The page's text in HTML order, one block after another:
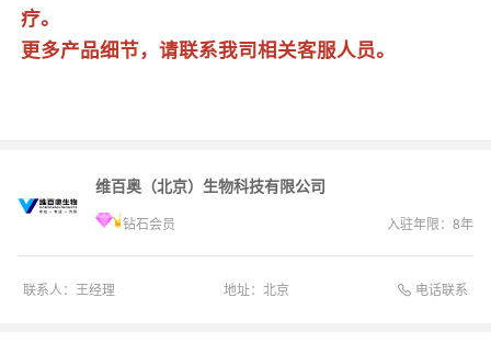
疗。
更多产品细节，请联系我司相关客服人员。
维百奥（北京）生物科技有限公司
钻石会员 入驻年限： 8年
联系人： 王经理 地址： 北京 电话联系